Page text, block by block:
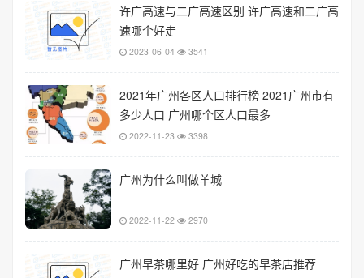
许广高速与二广高速区别 许广高速和二广高
速哪个好走
2023-06-04 3541
2021年广州各区人口排行榜 2021广州市有
多少人口 广州哪个区人口最多
2022-11-23 3398
广州为什么叫做羊城
2022-11-22 2970
广州早茶哪里好 广州好吃的早茶店推荐